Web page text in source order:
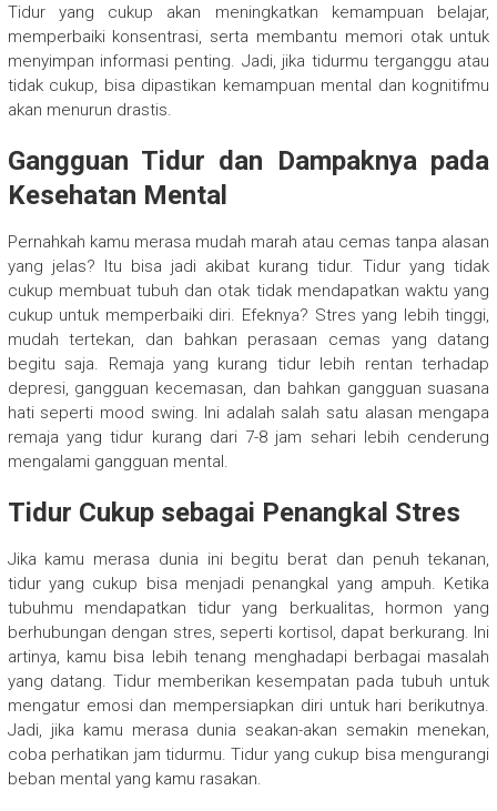
Tidur yang cukup akan meningkatkan kemampuan belajar,
memperbaiki konsentrasi, serta membantu memori otak untuk
menyimpan informasi penting. Jadi, jika tidurmu terganggu atau
tidak cukup, bisa dipastikan kemampuan mental dan kognitifmu
akan menurun drastis.
Gangguan Tidur dan Dampaknya pada
Kesehatan Mental
Pernahkah kamu merasa mudah marah atau cemas tanpa alasan
yang jelas? Itu bisa jadi akibat kurang tidur. Tidur yang tidak
cukup membuat tubuh dan otak tidak mendapatkan waktu yang
cukup untuk memperbaiki diri. Efeknya? Stres yang lebih tinggi,
mudah tertekan, dan bahkan perasaan cemas yang datang
begitu saja. Remaja yang kurang tidur lebih rentan terhadap
depresi, gangguan kecemasan, dan bahkan gangguan suasana
hati seperti mood swing. Ini adalah salah satu alasan mengapa
remaja yang tidur kurang dari 7-8 jam sehari lebih cenderung
mengalami gangguan mental.
Tidur Cukup sebagai Penangkal Stres
Jika kamu merasa dunia ini begitu berat dan penuh tekanan,
tidur yang cukup bisa menjadi penangkal yang ampuh. Ketika
tubuhmu mendapatkan tidur yang berkualitas, hormon yang
berhubungan dengan stres, seperti kortisol, dapat berkurang. Ini
artinya, kamu bisa lebih tenang menghadapi berbagai masalah
yang datang. Tidur memberikan kesempatan pada tubuh untuk
mengatur emosi dan mempersiapkan diri untuk hari berikutnya.
Jadi, jika kamu merasa dunia seakan-akan semakin menekan,
coba perhatikan jam tidurmu. Tidur yang cukup bisa mengurangi
beban mental yang kamu rasakan.